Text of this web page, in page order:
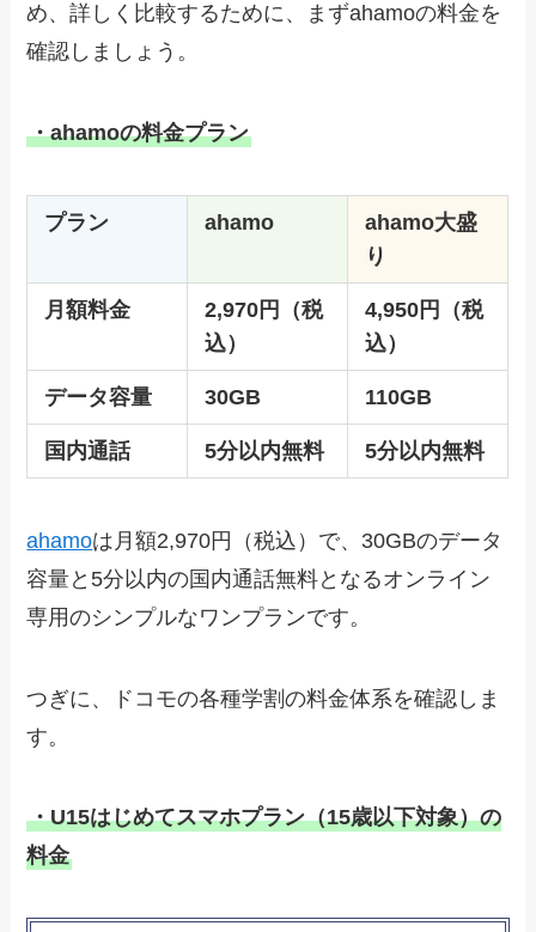
め、詳しく比較するために、まずahamoの料金を
確認しましょう。
・ahamoの料金プラン
プラン ahamo
ahamo大盛
り
月額料金
2,970円（税
込）
4,950円（税
込）
データ容量 30GB 110GB
国内通話 5分以内無料 5分以内無料
ahamoは月額2,970円（税込）で、30GBのデータ
容量と5分以内の国内通話無料となるオンライン
専用のシンプルなワンプランです。
つぎに、ドコモの各種学割の料金体系を確認しま
す。
・U15はじめてスマホプラン（15歳以下対象）の
料金